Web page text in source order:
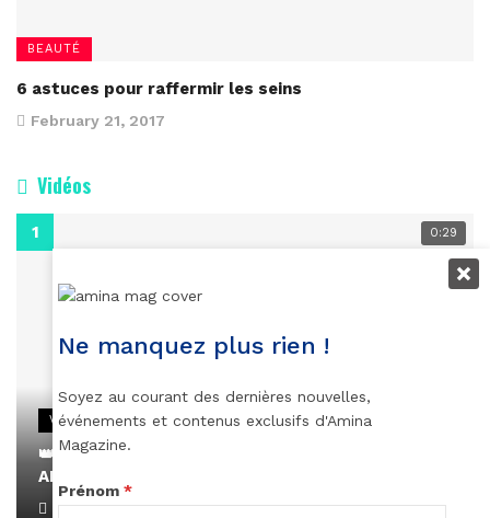
BEAUTÉ
6 astuces pour raffermir les seins
February 21, 2017
Vidéos
0:29
VIDEOS
👑 Remerciements à Ayden pour son message sur
AMINA, le Magazine de la Femme
April 1, 2022
Ne manquez plus rien !
Soyez au courant des dernières nouvelles,
événements et contenus exclusifs d'Amina
Magazine.
Prénom *